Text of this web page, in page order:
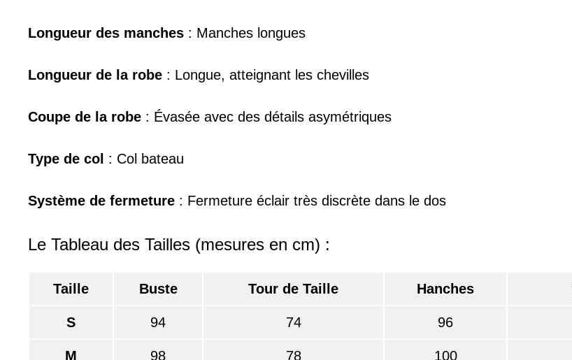
Longueur des manches : Manches longues
Longueur de la robe : Longue, atteignant les chevilles
Coupe de la robe : Évasée avec des détails asymétriques
Type de col : Col bateau
Système de fermeture : Fermeture éclair très discrète dans le dos
Le Tableau des Tailles (mesures en cm) :
Taille Buste Tour de Taille Hanches
S 94 74 96
M 98 78 100